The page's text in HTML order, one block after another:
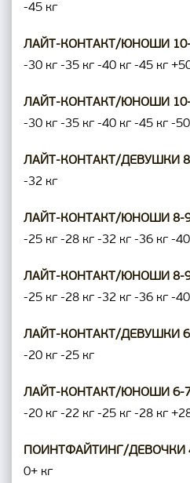
-45 кг
ЛАЙТ-КОНТАКТ/ЮНОШИ 10-
-30 кг -35 кг -40 кг -45 кг
ЛАЙТ-КОНТАКТ/ЮНОШИ 10-
-30 кг -35 кг -40 кг -45 кг -
ЛАЙТ-КОНТАКТ/ДЕВУШКИ 8-
-32 кг
ЛАЙТ-КОНТАКТ/ЮНОШИ 8-9
-25 кг -28 кг -32 кг -36 кг -
ЛАЙТ-КОНТАКТ/ЮНОШИ 8-9
-25 кг -28 кг -32 кг -36 кг -
ЛАЙТ-КОНТАКТ/ДЕВУШКИ 6-
-20 кг -25 кг
ЛАЙТ-КОНТАКТ/ЮНОШИ 6-7
-20 кг -22 кг -25 кг -28 кг
ПОИНТФАЙТИНГ/ДЕВОЧКИ
0+ кг